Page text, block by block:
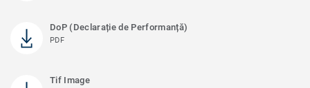
DoP (Declarație de Performanță)
PDF
Tif Image